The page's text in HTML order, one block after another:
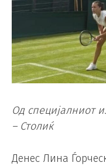
Од специјалниот
– Столиќ
Денес Лина